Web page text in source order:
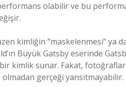
olabilir ve bu
kimliğin “maskelenmesi” ya
Büyük Gatsby eserinde
bir kimlik sunar. Fakat,
gerçeği yansıtmayabilir.